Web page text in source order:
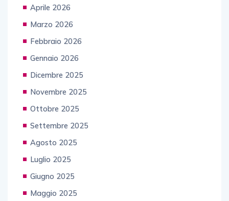
Aprile 2026
Marzo 2026
Febbraio 2026
Gennaio 2026
Dicembre 2025
Novembre 2025
Ottobre 2025
Settembre 2025
Agosto 2025
Luglio 2025
Giugno 2025
Maggio 2025